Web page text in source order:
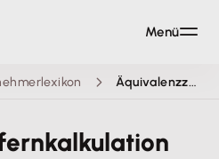
Äquivalenzziffernkalkulation
Menü